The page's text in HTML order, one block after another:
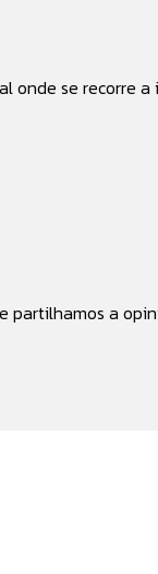
onde se recorre a
partilhamos a